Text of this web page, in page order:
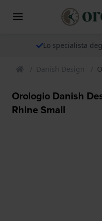
Lo specialista
Danish Design
Orologio Danish
Rhine Small